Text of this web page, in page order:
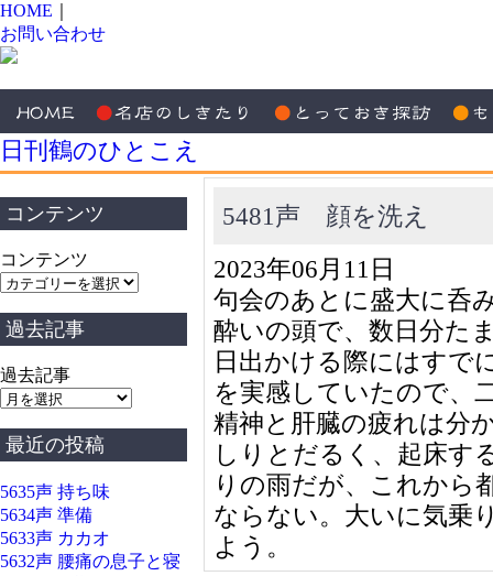
HOME
お問い合わせ
日刊鶴のひとこえ
コンテンツ
コンテンツ
過去記事
過去記事
最近の投稿
5635声 持ち味
5634声 準備
5633声 カカオ
5632声 腰痛の息子と寝
5481声 顔を洗え
2023年06月11日
句会のあとに盛大に呑
酔いの頭で、数日分た
日出かける際にはすで
を実感していたので、
精神と肝臓の疲れは分
しりとだるく、起床す
りの雨だが、これから
ならない。大いに気乗
よう。